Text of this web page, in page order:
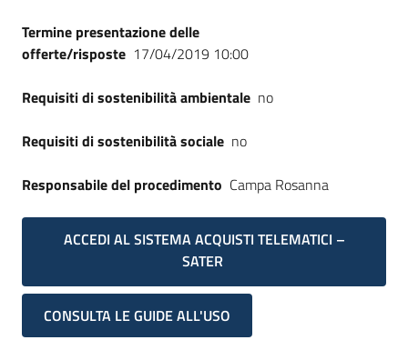
Termine presentazione delle
offerte/risposte 17/04/2019 10:00
Requisiti di sostenibilità ambientale no
Requisiti di sostenibilità sociale no
Responsabile del procedimento Campa Rosanna
ACCEDI AL SISTEMA ACQUISTI TELEMATICI –
SATER
CONSULTA LE GUIDE ALL'USO